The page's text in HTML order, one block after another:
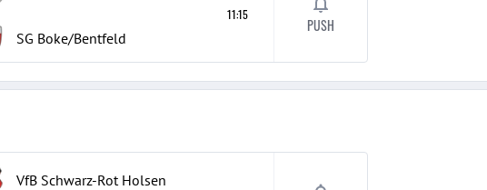
SG Boke/Bentfeld
11:15
PUSH
VfB Schwarz-Rot Holsen